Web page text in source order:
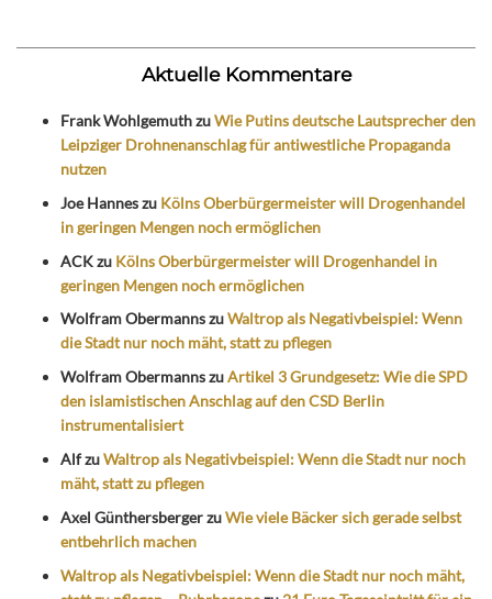
Aktuelle Kommentare
Frank WohlgemuthzuWie Putins deutsche Lautsprecher den
Leipziger Drohnenanschlag für antiwestliche Propaganda
nutzen
Joe Hanneszu Kölns Oberbürgermeister will Drogenhandel
in geringen Mengen noch ermöglichen
ACKzu Kölns Oberbürgermeister will Drogenhandel in
geringen Mengen noch ermöglichen
Wolfram ObermannszuWaltrop als Negativbeispiel: Wenn
die Stadt nur noch mäht, statt zu pflegen
Wolfram ObermannszuArtikel 3 Grundgesetz: Wie die SPD
den islamistischen Anschlag auf den CSD Berlin
instrumentalisiert
AlfzuWaltrop als Negativbeispiel: Wenn die Stadt nur noch
mäht, statt zu pflegen
Axel GünthersbergerzuWie viele Bäcker sich gerade selbst
entbehrlich machen
Waltrop als Negativbeispiel: Wenn die Stadt nur noch mäht,